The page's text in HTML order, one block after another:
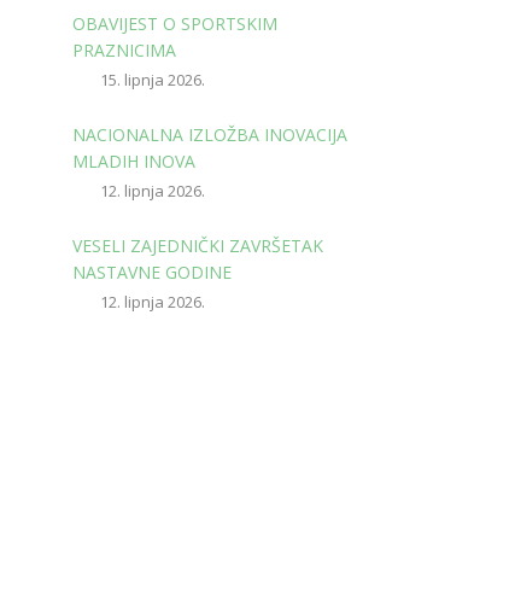
OBAVIJEST O SPORTSKIM
PRAZNICIMA
15. lipnja 2026.
NACIONALNA IZLOŽBA INOVACIJA
MLADIH INOVA
12. lipnja 2026.
VESELI ZAJEDNIČKI ZAVRŠETAK
NASTAVNE GODINE
12. lipnja 2026.